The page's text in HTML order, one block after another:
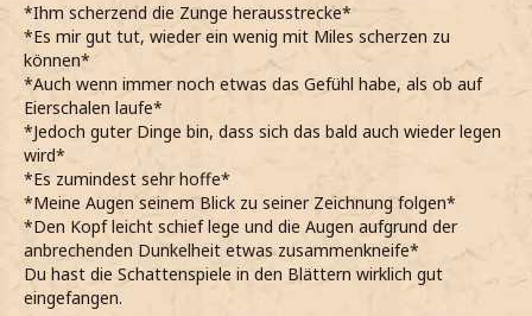
*Ihm scherzend die Zunge herausstrecke*
*Es mir gut tut, wieder ein wenig mit Miles scherzen zu
können*
*Auch wenn immer noch etwas das Gefühl habe, als ob auf
Eierschalen laufe*
*Jedoch guter Dinge bin, dass sich das bald auch wieder legen
wird*
*Es zumindest sehr hoffe*
*Meine Augen seinem Blick zu seiner Zeichnung folgen*
*Den Kopf leicht schief lege und die Augen aufgrund der
anbrechenden Dunkelheit etwas zusammenkneife*
Du hast die Schattenspiele in den Blättern wirklich gut
eingefangen.